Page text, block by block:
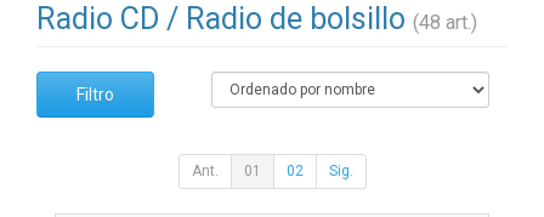
Radio CD / Radio de bolsillo (48 art.)
Filtro
Ant. 01 02 Sig.